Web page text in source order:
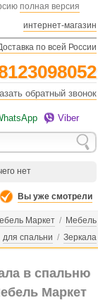
полная версия
интернет-магазин
по всей России
обратный звонок
Viber
нет
Вы уже смотрели
Маркет / Мебель
для спальни / Зеркала
в спальню
Маркет